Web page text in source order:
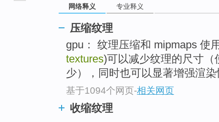
网络释义 专业释义
压缩纹理
gpu： 纹理压缩和 mipmaps 使
textures)可以减少纹理的尺寸
少），同时也可以显著增强渲
基于1094个网页-相关网页
收缩纹理